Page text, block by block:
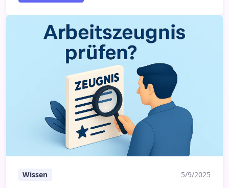
Arbeitszeugnis prüfen lassen: Analyse & Bewertung
Wissen 5/9/2025